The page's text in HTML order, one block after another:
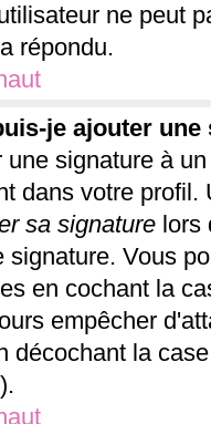
ne peut
répondu.
je ajouter
une signature à
dans votre
sa signaturelors
signature. Vous
en cochant la
empêcher
décochant la